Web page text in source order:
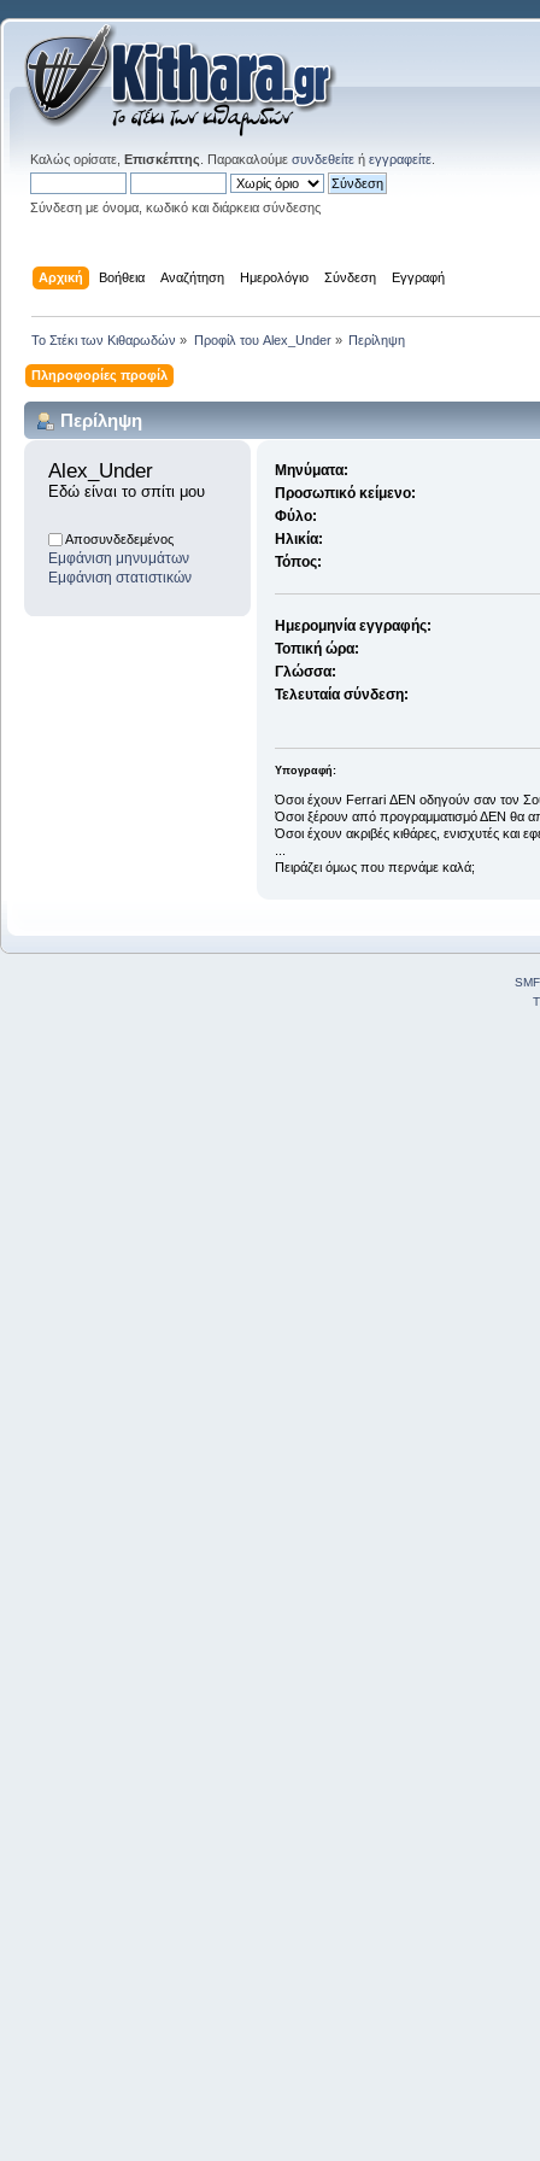
Καλώς ορίσατε, Επισκέπτης . Παρακαλούμε συνδεθείτε ή εγγραφείτε
Σύνδεση με όνομα, κωδικό και διάρκεια σύνδεσης
Αρχική Βοήθεια Αναζήτηση Ημερολόγιο Σύνδεση Εγγραφή
Το Στέκι των Κιθαρωδών » Προφίλ του Alex_Under» Περίληψη
Πληροφορίες προφίλ
Περίληψη
Alex_Under
Εδώ είναι το σπίτι μου
Αποσυνδεδεμένος
Εμφάνιση μηνυμάτων
Εμφάνιση στατιστικών
Μηνύματα:
Προσωπικό κείμενο:
Φύλο:
Ηλικία:
Τόπος:
Ημερομηνία εγγραφής:
Τοπική ώρα:
Γλώσσα:
Τελευταία σύνδεση:
Υπογραφή:
Όσοι έχουν Ferrari ΔΕΝ οδηγούν σαν τον
Όσοι ξέρουν από προγραμματισμό ΔΕΝ θα
Όσοι έχουν ακριβές κιθάρες, ενισχυτές και
Πειράζει όμως που περνάμε καλά;